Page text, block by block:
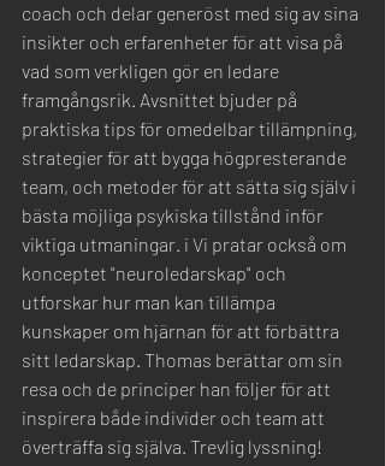
coach och delar generöst med sig av sina
insikter och erfarenheter för att visa på
vad som verkligen gör en ledare
framgångsrik. Avsnittet bjuder på
praktiska tips för omedelbar tillämpning,
strategier för att bygga högpresterande
team, och metoder för att sätta sig själv i
bästa möjliga psykiska tillstånd inför
viktiga utmaningar. i Vi pratar också om
konceptet "neuroledarskap" och
utforskar hur man kan tillämpa
kunskaper om hjärnan för att förbättra
sitt ledarskap. Thomas berättar om sin
resa och de principer han följer för att
inspirera både individer och team att
överträffa sig själva. Trevlig lyssning!